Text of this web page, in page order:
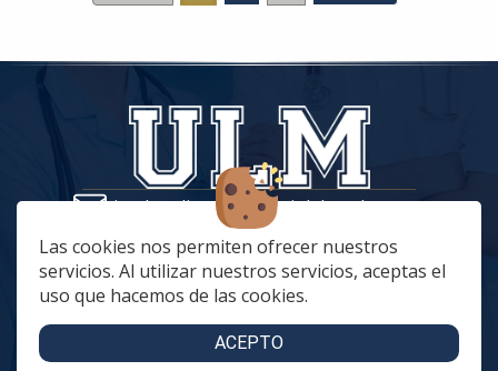
Las cookies nos permiten ofrecer nuestros
servicios. Al utilizar nuestros servicios, aceptas el
uso que hacemos de las cookies.
ACEPTO
tiendaonline@vestuariolaboralmc.com
928 67 70 47
lunes a Jueves: 8:00 a 16:00 | viernes: 8:00 a 15:00
C. Betania, 57, 35018 Las Palmas de Gran Canaria
C. Archivero Joaquín Blanco Montesdeoca, 20